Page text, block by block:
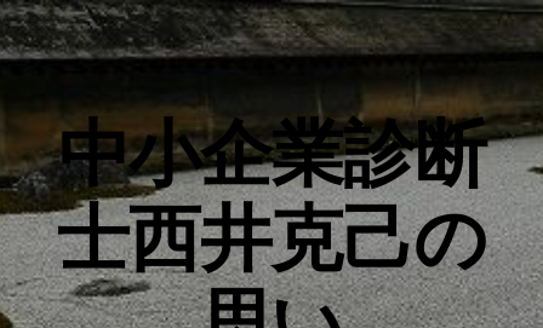
中小企業診断
士西井克己の